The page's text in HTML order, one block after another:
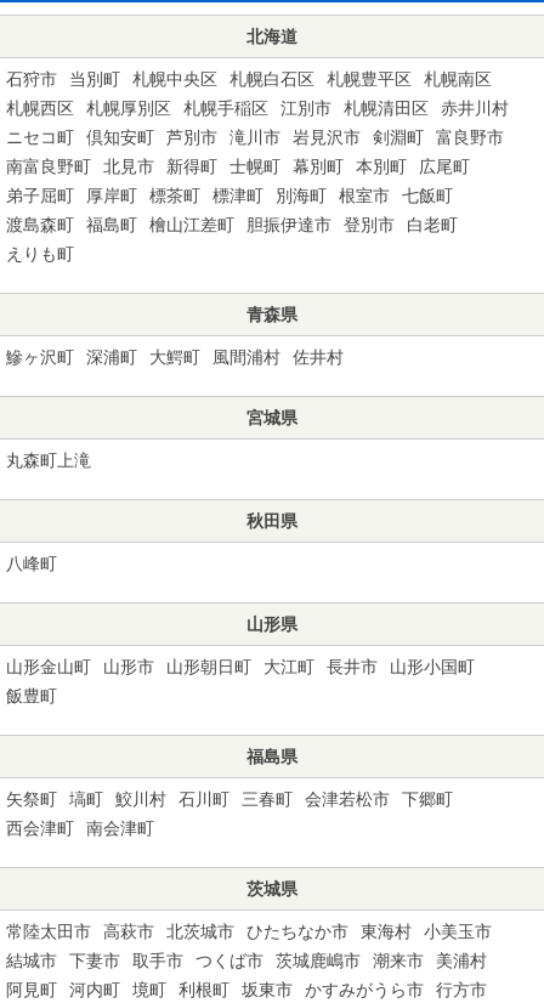
北海道
石狩市 当別町 札幌中央区 札幌白石区 札幌豊平区
札幌南区
札幌西区
札幌厚別区 札幌手稲区 江別市 札幌清田区
赤井川村
ニセコ町
倶知安町 芦別市 滝川市 岩見沢市 剣淵町
富良野市
南富良野町
北見市 新得町 士幌町 幕別町 本別町
広尾町
弟子屈町
厚岸町 標茶町 標津町 別海町 根室市
七飯町
渡島森町
福島町 檜山江差町 胆振伊達市 登別市
白老町
えりも町
青森県
鰺ヶ沢町 深浦町 大鰐町 風間浦村 佐井村
宮城県
丸森町上滝
秋田県
八峰町
山形県
山形金山町 山形市 山形朝日町 大江町 長井市
山形小国町
飯豊町
福島県
矢祭町 塙町 鮫川村 石川町 三春町 会津若松市
下郷町
西会津町
南会津町
茨城県
常陸太田市 高萩市 北茨城市 ひたちなか市 東海村
小美玉市
結城市
下妻市 取手市 つくば市 茨城鹿嶋市 潮来市
美浦村
阿見町
河内町 境町 利根町 坂東市 かすみがうら市
行方市